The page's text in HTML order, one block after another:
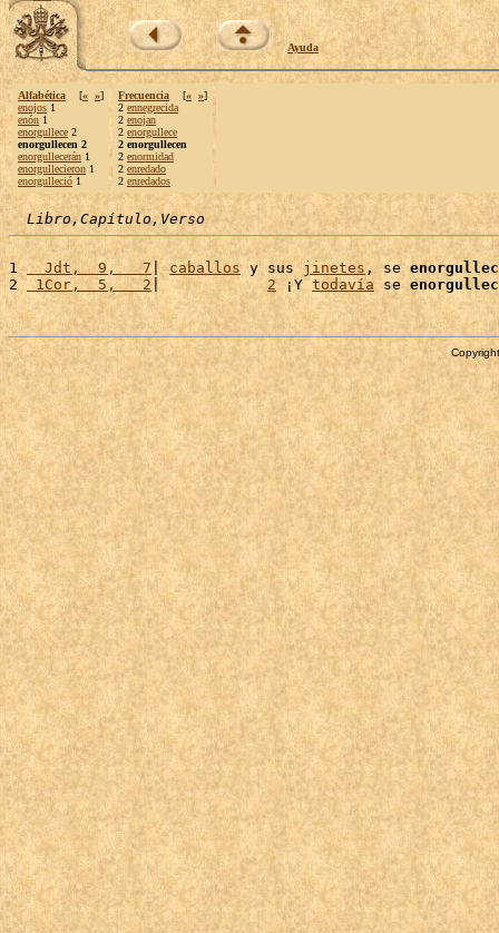
Ayuda
Alfabética [« »]
enojos 1
enón 1
enorgullece 2
enorgullecen 2
enorgullecerán 1
enorgullecieron 1
enorgulleció 1
Frecuencia [« »]
2 ennegrecida
2 enojan
2 enorgullece
2 enorgullecen
2 enormidad
2 enredado
2 enredados
Libro,Capítulo,Verso
1
  Jdt,  9,   7
| caballos y sus jinetes , se
2 1Cor,  5,   2 | 2 ¡Y todavía se